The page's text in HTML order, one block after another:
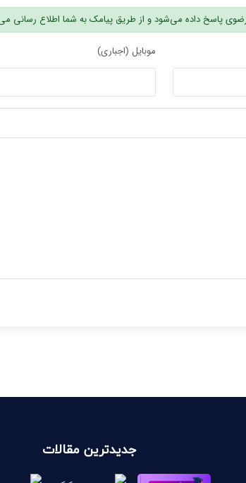
پاسخ داده می‌شود و از طریق پیامک به شما اطلاع رسانی
موبایل (اجباری)
جدیدترین مقالات